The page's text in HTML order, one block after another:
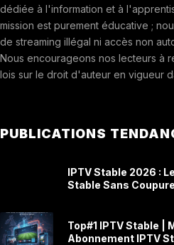
dédiée à l'information et à
mission est purement éducative ;
de streaming illégal ni accès non
Nous encourageons nos lecteurs à
lois sur le droit d'auteur en vigueur
PUBLICATIONS
IPTV Stable 2026 :
Stable Sans
Top#1 IPTV Stable |
Abonnement IPTV